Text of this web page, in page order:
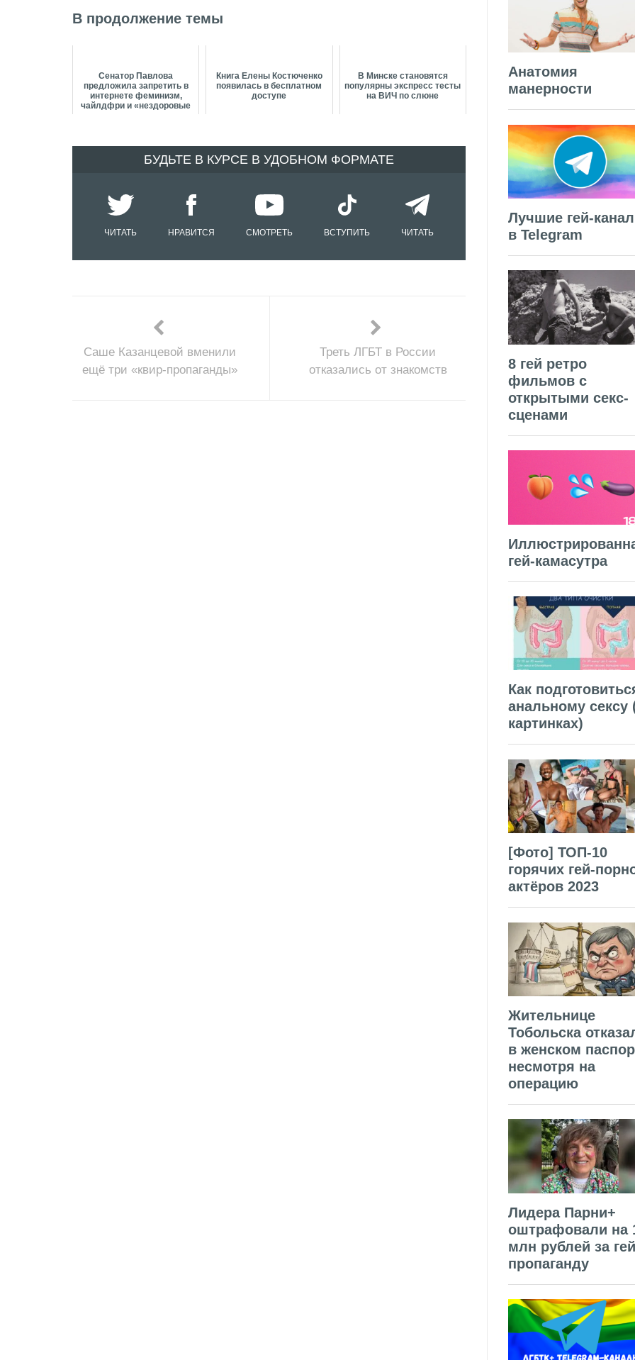
В продолжение темы
Сенатор Павлова
предложила запретить в
интернете феминизм,
чайлдфри и «нездоровые
Книга Елены Костюченко
появилась в бесплатном
доступе
В Минске становятся
популярны экспресс тесты
на ВИЧ по слюне
БУДЬТЕ В КУРСЕ В УДОБНОМ ФОРМАТЕ
ЧИТАТЬ НРАВИТСЯ СМОТРЕТЬ ВСТУПИТЬ ЧИТАТЬ
Саше Казанцевой вменили
ещё три «квир-пропаганды»
Треть ЛГБТ в России
отказались от знакомств
Анатомия
манерности
Лучшие гей-
в Telegram
8 гей ретро
фильмов с
открытыми секс-
сценами
гей-камасутра
Как
анальному сексу
картинках)
[Фото] ТОП-10
горячих гей-
актёров 2023
Жительнице
Тобольска
в женском
несмотря на
операцию
Лидера Парни+
оштрафовали на
млн рублей за
пропаганду